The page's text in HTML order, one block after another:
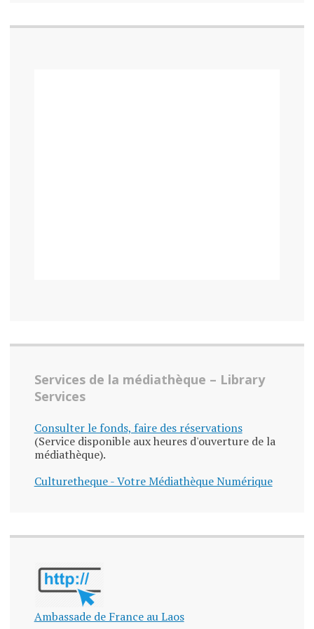
Services de la médiathèque – Library
Services
Consulter le fonds, faire des réservations
(Service disponible aux heures d'ouverture de la
médiathèque).
Culturetheque - Votre Médiathèque Numérique
Ambassade de France au Laos